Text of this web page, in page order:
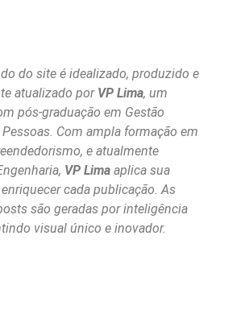
do site é idealizado, produzido e
atualizado por VP Lima, um
pós-graduação em Gestão
Com ampla formação em
e atualmente
VP Lima aplica sua
cada publicação. As
são geradas por inteligência
visual único e inovador.